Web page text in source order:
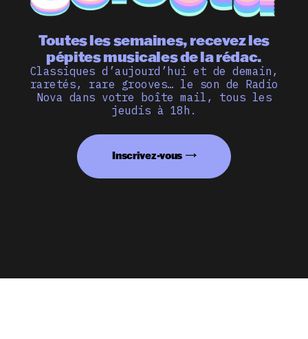
Toutes les semaines, recevez les
pépites musicales de la rédac.
Classiques d’aujourd’hui et de demain,
raretés, rare grooves… le son de Radio
Nova dans votre boîte mail, tous les
jeudis à 18h.
Inscrivez-vous